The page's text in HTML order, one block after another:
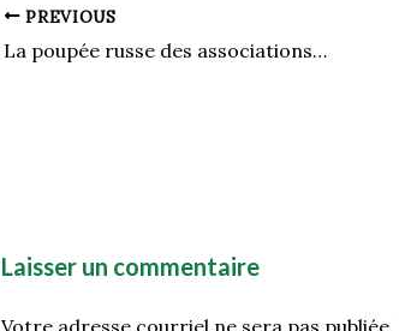
PREVIOUS
La poupée russe des associations étudiantes
Laisser un commentaire